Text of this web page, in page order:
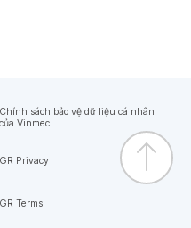
Chính sách bảo vệ dữ liệu cá nhân
của Vinmec
GR Privacy
GR Terms